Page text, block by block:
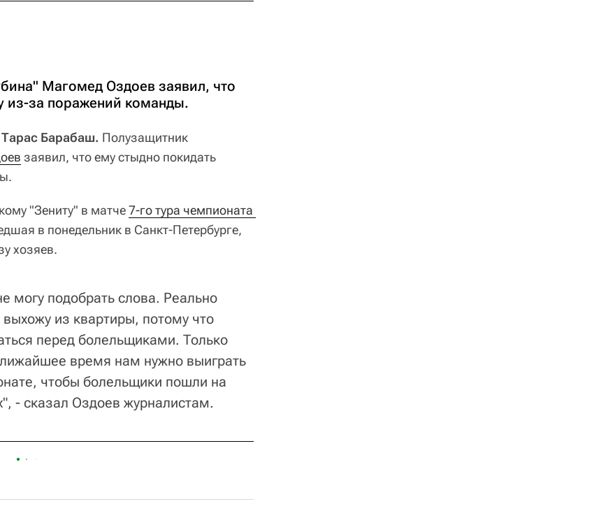
Магомед Оздоев заявил, что
из-за поражений команды.
Барабаш. Полузащитник
заявил, что ему стыдно покидать
"Зениту" в матче7-го тура чемпионата
в понедельник в Санкт-Петербурге,
хозяев.
подобрать слова. Реально
из квартиры, потому что
перед болельщиками. Только
время нам нужно выиграть
чтобы болельщики пошли на
- сказал Оздоев журналистам.